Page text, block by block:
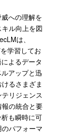
への理解を
ル向上を図
は、
学習してお
よるデータ
アップと迅
るさまざま
リジェンス
の統合と要
も瞬時に可
パフォーマ